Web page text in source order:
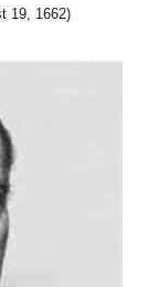
19, 1662)